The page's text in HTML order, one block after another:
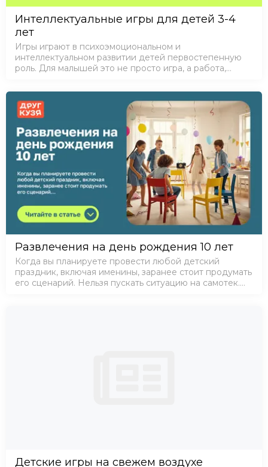
Интеллектуальные игры для детей 3-4
лет
Игры играют в психоэмоциональном и
интеллектуальном развитии детей первостепенную
роль. Для малышей это не просто игра, а работа,
сенсорные и моторные навыки.
Развлечения на день рождения 10 лет
Когда вы планируете провести любой детский
праздник, включая именины, заранее стоит продумать
его сценарий. Нельзя пускать ситуацию на самотек.
Детские игры на свежем воздухе